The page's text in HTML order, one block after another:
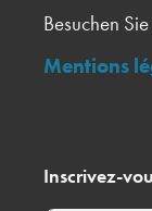
Besuchen
Mentions
Inscrivez-